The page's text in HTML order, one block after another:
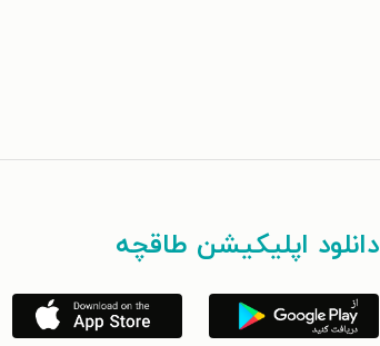
دانلود اپلیکیشن طاقچه